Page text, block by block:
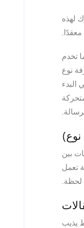
لهذه
تخدم
نوع
البدء
نوع)
بين
تعمل
لحظة.
يذيب